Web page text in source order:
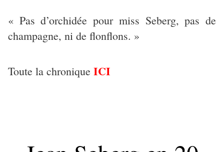
« Pas d’orchidée pour miss Seberg, pas de
champagne, ni de flonflons. »
Toute la chronique ICI